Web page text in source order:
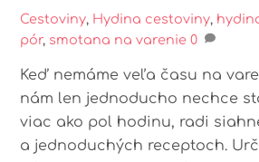
Cestoviny, Hydina cestoviny,
pór, smotana na varenie 0
Keď nemáme veľa času na
nám len jednoducho nechce
viac ako pol hodinu, radi
a jednoduchých receptoch.